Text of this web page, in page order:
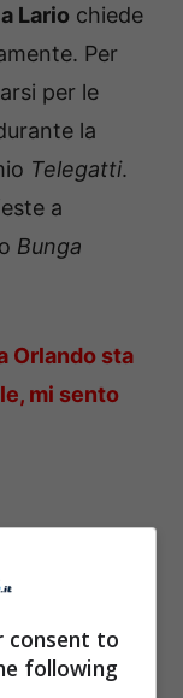
Lario chiede
Per
per le
la
Telegatti.
a
Bunga
Orlando sta
mi sento
consent to
following